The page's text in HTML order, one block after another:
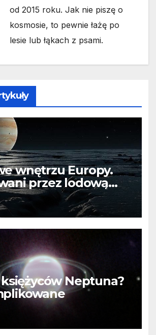
od 2015 roku. Jak nie piszę o
kosmosie, to pewnie łażę po
lesie lub łąkach z psami.
wnętrzu Europy.
przez lodową
Neptuna?